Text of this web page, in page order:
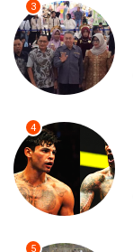
3
4
5